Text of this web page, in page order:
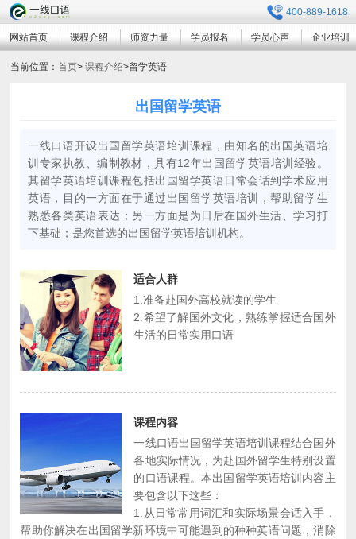
400-889-1618
网站首页 课程介绍 师资力量 学员报名 学员心声 企业培训
当前位置：首页>课程介绍>留学英语
出国留学英语
一线口语开设出国留学英语培训课程，由知名的出国英语培
训专家执教、编制教材，具有12年出国留学英语培训经验。
其留学英语培训课程包括出国留学英语日常会话到学术应用
英语，目的一方面在于通过出国留学英语培训，帮助留学生
熟悉各类英语表达；另一方面是为日后在国外生活、学习打
下基础；是您首选的出国留学英语培训机构。
适合人群
1.准备赴国外高校就读的学生
2.希望了解国外文化，熟练掌握适合国外
生活的日常实用口语
课程内容
一线口语出国留学英语培训课程结合国外
各地实际情况，为赴国外留学生特别设置
的口语课程。本出国留学英语培训内容主
要包含以下这些：
1.从日常常用词汇和实际场景会话入手，
帮助你解决在出国留学新环境中可能遇到的种种英语问题，消除